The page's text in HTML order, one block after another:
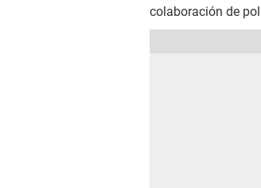
colaboración de